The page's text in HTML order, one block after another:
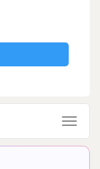
Toggle